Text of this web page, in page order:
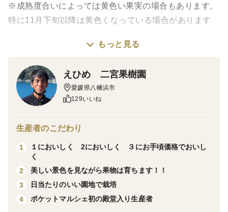
※成熟度合いによっては黄色い果実の場合もあります。
特に11月下旬以降は黄色くなっている場合があります
高知県宿毛市で大切に育てられてきた希少な香酸柑橘
にかけると美味しい」とすすめたことから。 今では“幻
の柑橘”とも呼ばれ、料理人や食通の間で注目を集めて
います。
ネットで 直七と検索していただくと幻の柑橘と出て
きます。
効能等はネットで直七で検索してください
正式には田熊スダチと言います、広島県尾道市田熊地
区で発見されたスダチですが、発見地では栽培されてい
もっと見る
えひめ 二宮果樹園
愛媛県八幡浜市
129いいね
生産者のこだわり
1
１においしく 2においしく ３にお手頃価格でおいし
く
2
美しい景色を見ながら果物は育ちます！！
3
日当たりのいい園地で栽培
4
ポケットマルシェ初の殿堂入り生産者